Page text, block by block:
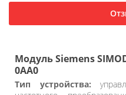
Модуль Siemens
0AA0
Тип устройства: